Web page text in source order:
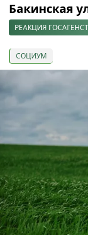
Бакинская
РЕАКЦИЯ
СОЦИУМ